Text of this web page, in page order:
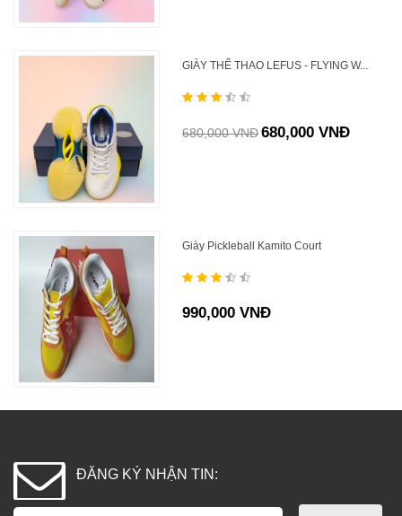
GIÀY THỂ THAO LEFUS - FLYING W...
680,000 VNĐ680,000 VNĐ
Giày Pickleball Kamito Court
990,000 VNĐ
ĐĂNG KÝ NHẬN TIN: